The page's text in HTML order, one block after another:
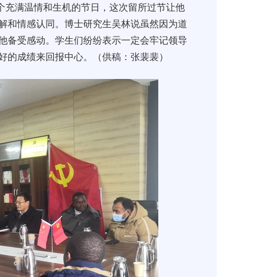
满温情和生机的节日，这次留所过节让他
和情感认同。博士研究生吴林说虽然因为道
备受感动。学生们纷纷表示一定会牢记领导
成绩来回报中心。（供稿：张裴裴）